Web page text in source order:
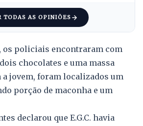
TODAS AS OPINIÕES
os policiais encontraram com
chocolates e uma massa
a jovem, foram localizados um
porção de maconha e um
declarou que E.G.C. havia